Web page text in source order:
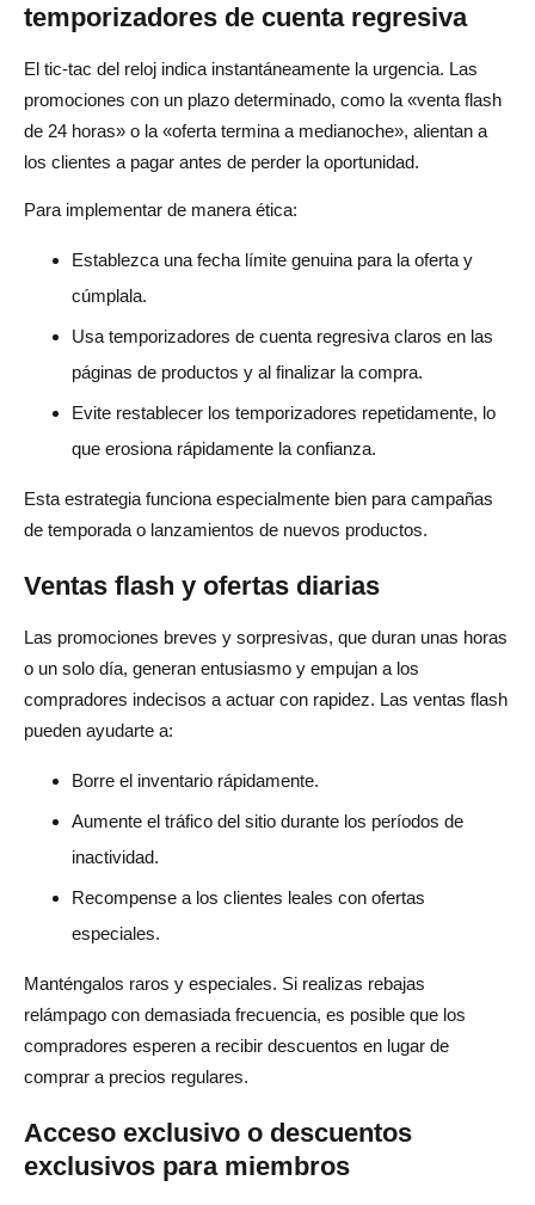
temporizadores de cuenta regresiva
El tic-tac del reloj indica instantáneamente la urgencia. Las
promociones con un plazo determinado, como la «venta flash
de 24 horas» o la «oferta termina a medianoche», alientan a
los clientes a pagar antes de perder la oportunidad.
Para implementar de manera ética:
Establezca una fecha límite genuina para la oferta y
cúmplala.
Usa temporizadores de cuenta regresiva claros en las
páginas de productos y al finalizar la compra.
Evite restablecer los temporizadores repetidamente, lo
que erosiona rápidamente la confianza.
Esta estrategia funciona especialmente bien para campañas
de temporada o lanzamientos de nuevos productos.
Ventas flash y ofertas diarias
Las promociones breves y sorpresivas, que duran unas horas
o un solo día, generan entusiasmo y empujan a los
compradores indecisos a actuar con rapidez. Las ventas flash
pueden ayudarte a:
Borre el inventario rápidamente.
Aumente el tráfico del sitio durante los períodos de
inactividad.
Recompense a los clientes leales con ofertas
especiales.
Manténgalos raros y especiales. Si realizas rebajas
relámpago con demasiada frecuencia, es posible que los
compradores esperen a recibir descuentos en lugar de
comprar a precios regulares.
Acceso exclusivo o descuentos
exclusivos para miembros